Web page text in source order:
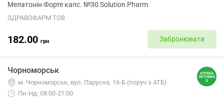
Мелатонін Форте капс. №30 Solution Pharm
ЗДРАВОФАРМ ТОВ
182.00 грн Забронювати
Чорноморськ
м. Чорноморськ, вул. Парусна, 16-Б (поруч з АТБ)
Пн-Нд: 08:00-21:00